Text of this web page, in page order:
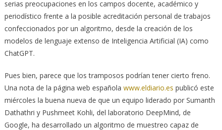
serias preocupaciones en los campos docente, académico y
periodístico frente a la posible acreditación personal de trabajos
confeccionados por un algoritmo, desde la creación de los
modelos de lenguaje extenso de Inteligencia Artificial (IA) como
ChatGPT.
Pues bien, parece que los tramposos podrían tener cierto freno.
Una nota de la página web española www.eldiario.es publicó este
miércoles la buena nueva de que un equipo liderado por Sumanth
Dathathri y Pushmeet Kohli, del laboratorio DeepMind, de
Google, ha desarrollado un algoritmo de muestreo capaz de